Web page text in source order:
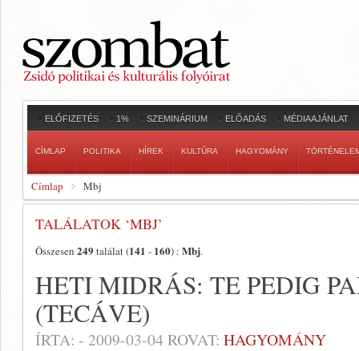
ELŐFIZETÉS 1% SZEMINÁRIUM ELŐADÁS MÉDIAAJÁNLAT
CÍMLAP POLITIKA HÍREK KULTÚRA HAGYOMÁNY
Címlap Mbj
TALÁLATOK ‘MBJ’
Összesen 249 találat (141 - 160) : Mbj.
HETI MIDRÁS: TE PEDIG
(TECÁVE)
ÍRTA: - 2009-03-04ROVAT: HAGYOMÁNY